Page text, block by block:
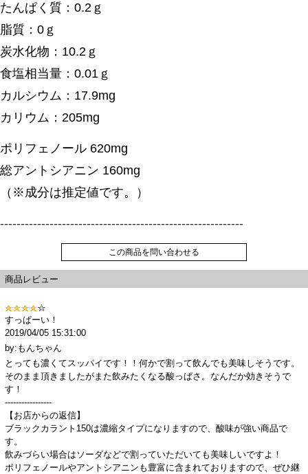
たんぱく質：0.2ｇ
脂質：0ｇ
炭水化物：10.2ｇ
食塩相当量：0.01ｇ
カルシウム：17.9mg
カリウム：205mg
ポリフェノール 620mg
総アントシアニン 160mg
（※成分は推定値です。）
-----------------------------------------------------------
この商品を問い合わせる
商品レビュー
すっぱーい！
2019/04/05 15:31:00
by:もんちゃん
とっても濃くてスッパイです！！何かで割って飲んでも美味しそうです。
そのまま頂きましたがまた飲みたくなる酸っぱさ。なんだか効きそうで
す！
-----------------
【お店からの返信】
ブラックカラント150は濃縮タイプになりますので、酸味が強い商品で
す。
飲みづらい場合はソーダなどで割っていただいても美味しいですよ！
ポリフェノールやアントシアニンも豊富に含まれておりますので、ぜひ継